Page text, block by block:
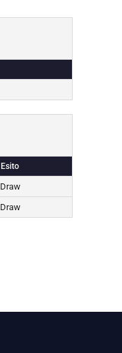
Esito
Draw
Draw